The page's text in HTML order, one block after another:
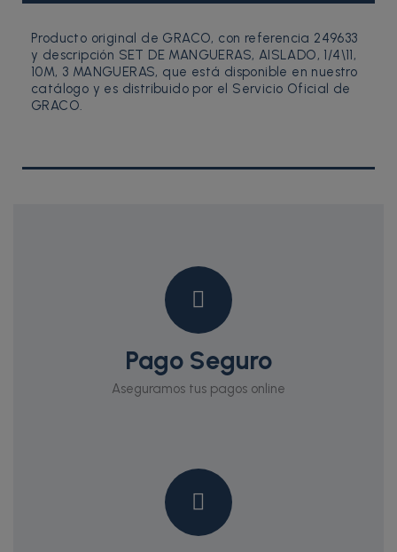
Producto original de GRACO, con referencia 249633
y descripción SET DE MANGUERAS, AISLADO, 1/4\11,
10M, 3 MANGUERAS, que está disponible en nuestro
catálogo y es distribuido por el Servicio Oficial de
GRACO.
Pago Seguro
Aseguramos tus pagos online